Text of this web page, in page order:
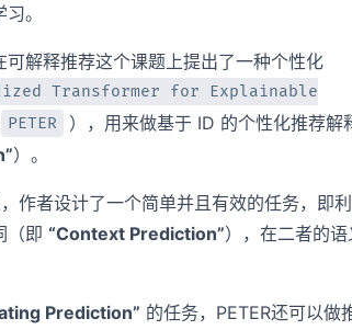
。
解释推荐这个课题上提出了一种个性化
Transformer for Explainable
PETER
），用来做基于 ID 的个性化推荐解
）。
作者设计了一个简单并且有效的任务，即
（即“Context Prediction”），在二者的
Prediction” 的任务，PETER还可以做